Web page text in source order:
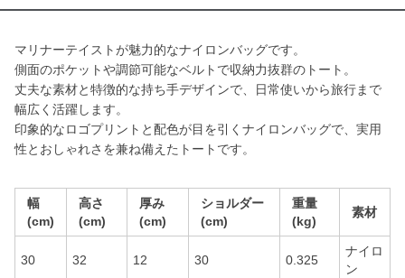
マリナーテイストが魅力的なナイロンバッグです。
側面のポケットや調節可能なベルトで収納力抜群のトート。
丈夫な素材と特徴的な持ち手デザインで、日常使いから旅行まで
幅広く活躍します。
印象的なロゴプリントと配色が目を引くナイロンバッグで、実用
性とおしゃれさを兼ね備えたトートです。
幅
(cm)
高さ
(cm)
厚み
(cm)
ショルダー
(cm)
重量
(kg)
素材
30 32 12 30 0.325
ナイロ
ン